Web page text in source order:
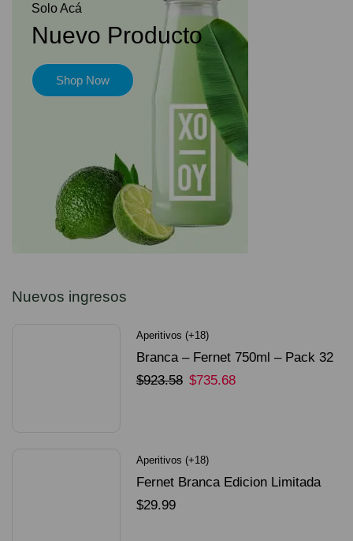
Solo Acá
Nuevo Producto
Shop Now
Nuevos ingresos
Aperitivos (+18)
Branca – Fernet 750ml – Pack 32
Unidades
$923.58 $735.68
Aperitivos (+18)
Fernet Branca Edicion Limitada
Dorado Mundial
$29.99